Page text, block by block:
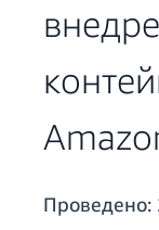
Проведено: